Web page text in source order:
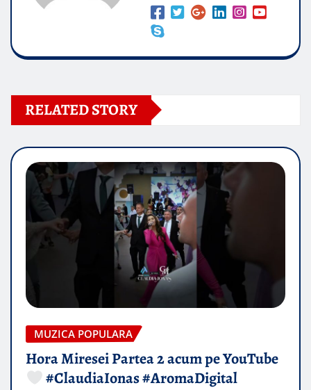
RELATED STORY
MUZICA POPULARA
Hora Miresei Partea 2 acum pe YouTube
#ClaudiaIonas #AromaDigital